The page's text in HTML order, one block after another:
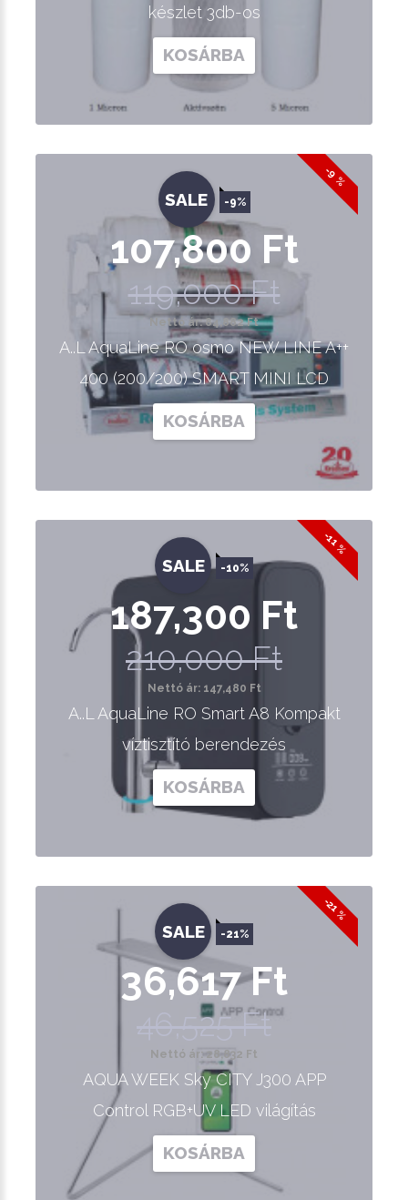
készlet 3db-os
KOSÁRBA
-9 %
SALE -9%
107,800 Ft
119,000 Ft
Nettó ár: 84,882 Ft
A..L AquaLine RO osmo NEW LINE A++
400 (200/200) SMART MINI LCD
KOSÁRBA
-11 %
SALE -10%
187,300 Ft
210,000 Ft
Nettó ár: 147,480 Ft
A..L AquaLine RO Smart A8 Kompakt
víztisztító berendezés
KOSÁRBA
-21 %
SALE -21%
36,617 Ft
46,525 Ft
Nettó ár: 28,832 Ft
AQUA WEEK Sky CITY J300 APP
Control RGB+UV LED világítás
KOSÁRBA